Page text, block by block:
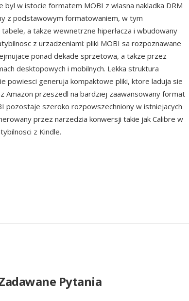
byl w istocie formatem MOBI z wlasna nakladka DRM
z podstawowym formatowaniem, w tym
a takze wewnetrzne hiperłacza i wbudowany
z urzadzeniami: pliki MOBI sa rozpoznawane
ponad dekade sprzetowa, a takze przez
desktopowych i mobilnych. Lekka struktura
generuja kompaktowe pliki, ktore laduja sie
Amazon przeszedl na bardziej zaawansowany format
pozostaje szeroko rozpowszechniony w istniejacych
przez narzedzia konwersji takie jak Calibre w
z Kindle.
Pytania